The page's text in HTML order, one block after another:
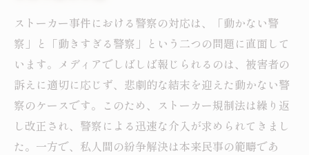
ストーカー事件における警察の対応は、「動かない警
察」と「動きすぎる警察」という二つの問題に直面して
います。メディアでしばしば報じられるのは、被害者の
訴えに適切に応じず、悲劇的な結末を迎えた動かない警
察のケースです。このため、ストーカー規制法は繰り返
し改正され、警察による迅速な介入が求められてきまし
た。一方で、私人間の紛争解決は本来民事の範疇であ